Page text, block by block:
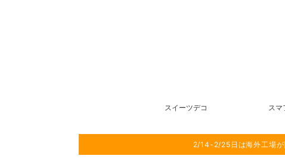
スイーツデコ スマ
2/14-2/25日は海外工場が